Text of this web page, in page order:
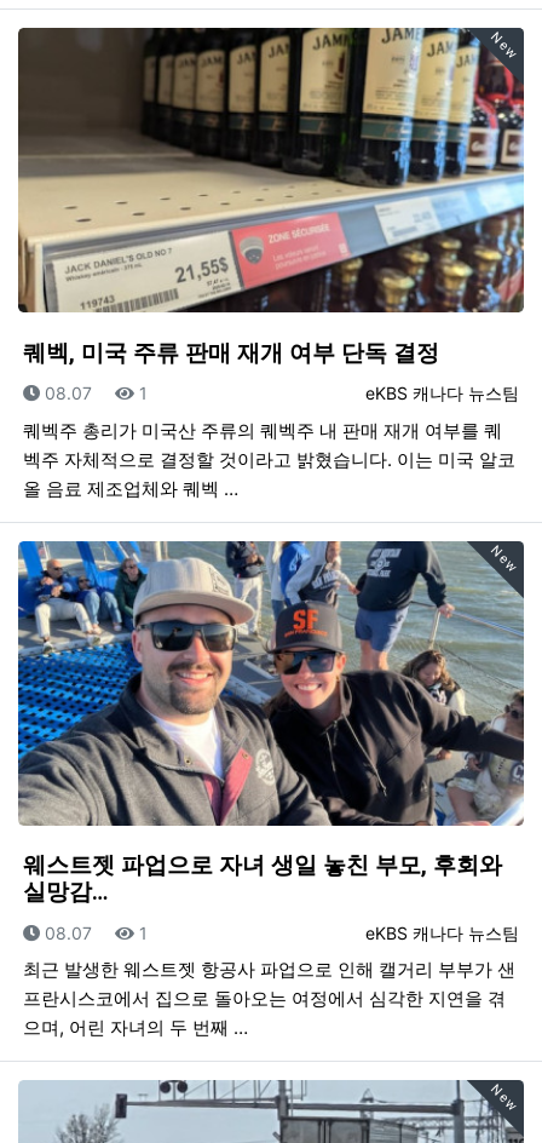
New
퀘벡, 미국 주류 판매 재개 여부 단독 결정
등록자
eKBS 캐나다 뉴스팀
등록일
08.07 조회
1
퀘벡주 총리가 미국산 주류의 퀘벡주 내 판매 재개 여부를 퀘
벡주 자체적으로 결정할 것이라고 밝혔습니다. 이는 미국 알코
올 음료 제조업체와 퀘벡 …
New
웨스트젯 파업으로 자녀 생일 놓친 부모, 후회와
실망감…
등록자
eKBS 캐나다 뉴스팀
등록일
08.07 조회
1
최근 발생한 웨스트젯 항공사 파업으로 인해 캘거리 부부가 샌
프란시스코에서 집으로 돌아오는 여정에서 심각한 지연을 겪
으며, 어린 자녀의 두 번째 …
New